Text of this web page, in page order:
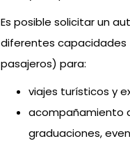
Es posible solicitar un
diferentes capacidades
pasajeros) para:
viajes turísticos y
acompañamiento
graduaciones,